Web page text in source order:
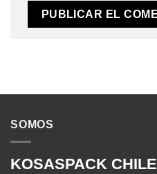
SOMOS
KOSASPACK CHILE